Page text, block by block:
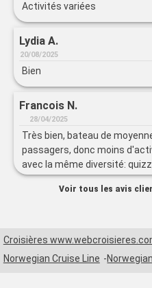
Activités variées
Lydia A.
20/08/2025
Bien
Francois N.
28/04/2025
Très bien, bateau de
passagers, donc moins
avec la même diversité:
décoration moderne et
belles boutiques de
une croisière donc pour moi,
jours de mer
Voir tous les avis
Croisières
Norwegian Cruise Line